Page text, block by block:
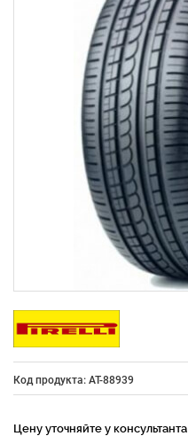
Код продукта: AT-88939
Цену уточняйте у консультанта